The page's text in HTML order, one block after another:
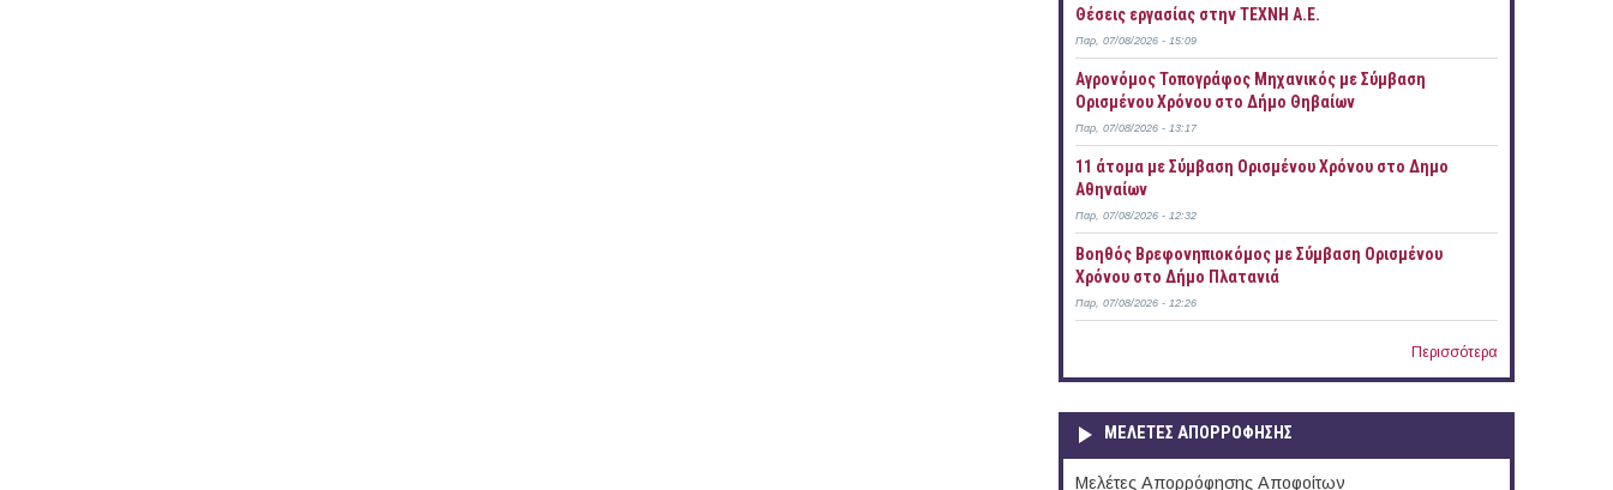
Θέσεις εργασίας στην ΤΕΧΝΗ Α.Ε.
Παρ, 07/08/2026 - 15:09
Αγρονόμος Τοπογράφος Μηχανικός με Σύμβαση
Ορισμένου Χρόνου στο Δήμο Θηβαίων
Παρ, 07/08/2026 - 13:17
11 άτομα με Σύμβαση Ορισμένου Χρόνου στο Δημο
Αθηναίων
Παρ, 07/08/2026 - 12:32
Βοηθός Βρεφονηπιοκόμος με Σύμβαση Ορισμένου
Χρόνου στο Δήμο Πλατανιά
Παρ, 07/08/2026 - 12:26
Περισσότερα
ΜΕΛΕΤΕΣ ΑΠΟΡΡΟΦΗΣΗΣ
Μελέτες Απορρόφησης Αποφοίτων